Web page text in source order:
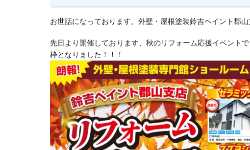
お世話になっております。外壁・屋根塗装鈴吉ペイント郡山
先日より開催しております、秋のリフォーム応援イベント
枠となりました！！！